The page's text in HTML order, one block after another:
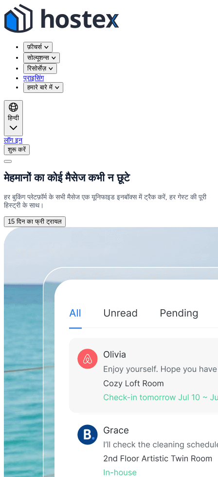
फ़ीचर्स
सोल्यूशन्स
रिसोर्सेज़
प्राइसिंग
हमारे बारे में
हिन्दी
लॉग इन
शुरू करें
मेहमानों का कोई मैसेज कभी न छूटे
हर बुकिंग प्लेटफ़ॉर्म के सभी मैसेज एक यूनिफाइड इनबॉक्स में ट्रैक करें, हर गेस्ट की पूरी
हिस्ट्री के साथ।
15 दिन का फ्री ट्रायल